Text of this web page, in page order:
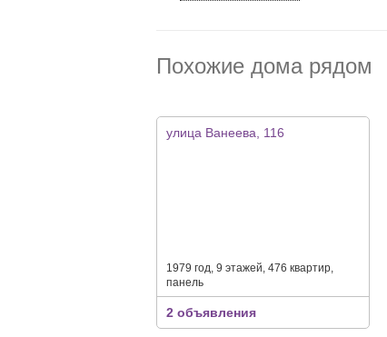
Похожие дома рядом
улица Ванеева, 116
1979 год, 9 этажей, 476 квартир,
панель
2 объявления